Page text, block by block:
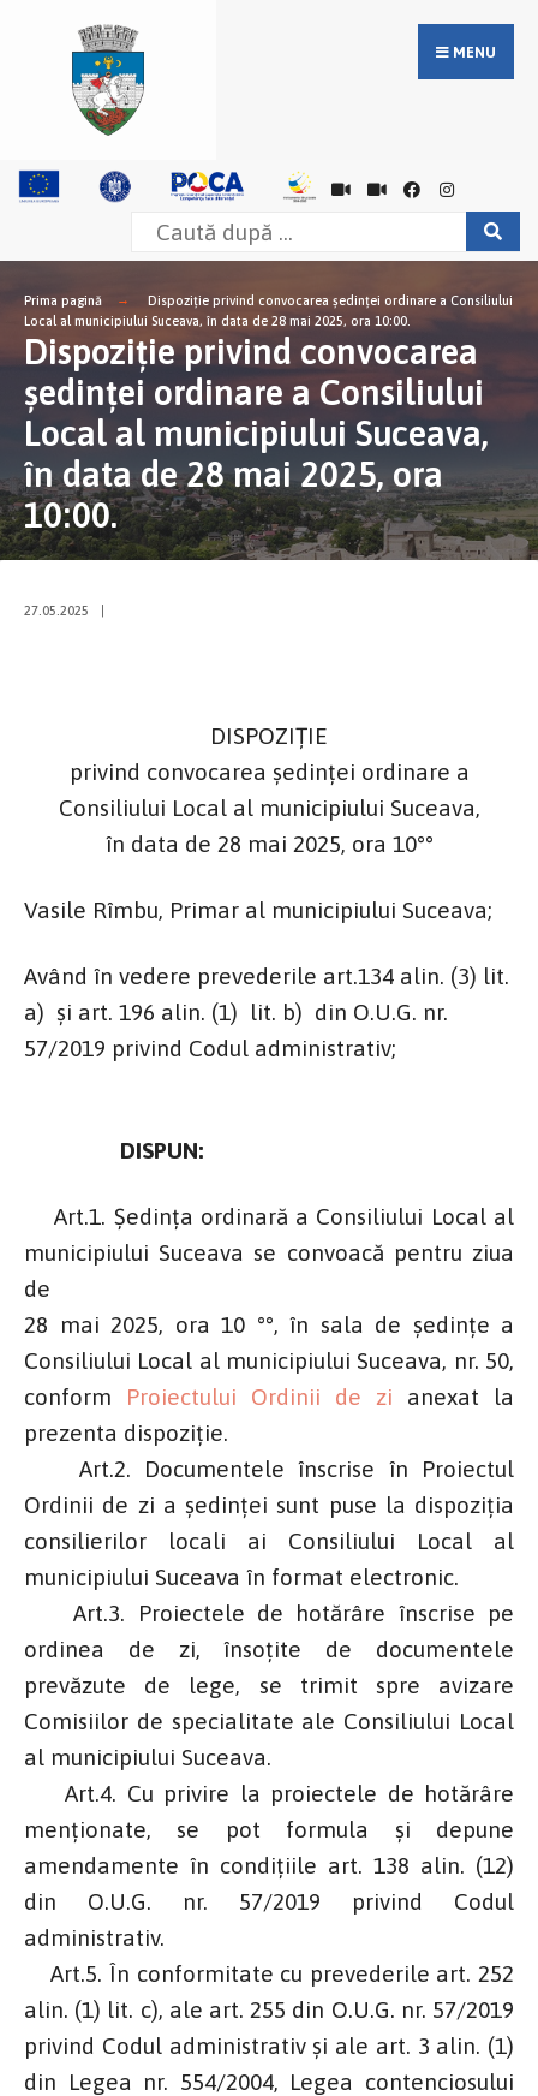
MENU
Prima pagină
Dispoziție privind convocarea şedinţei ordinare a Consiliului
Local al municipiului Suceava, în data de 28 mai 2025, ora 10:00.
Dispoziție privind convocarea
şedinţei ordinare a Consiliului
Local al municipiului Suceava,
în data de 28 mai 2025, ora
10:00.
27.05.2025
DISPOZIŢIE
privind convocarea şedinţei ordinare a
Consiliului Local al municipiului Suceava,
în data de 28 mai 2025, ora 10°°
Vasile Rîmbu, Primar al municipiului Suceava;
Având în vedere prevederile art.134 alin. (3) lit.
a) şi art. 196 alin. (1) lit. b) din O.U.G. nr.
57/2019 privind Codul administrativ;
DISPUN:
Art.1. Ședința ordinară a Consiliului Local al
municipiului Suceava se convoacă pentru ziua
de
28 mai 2025, ora 10 °°, în sala de şedinţe a
Consiliului Local al municipiului Suceava, nr. 50,
conform Proiectului Ordinii de zi anexat la
prezenta dispoziţie.
Art.2. Documentele înscrise în Proiectul
Ordinii de zi a şedinţei sunt puse la dispoziţia
consilierilor locali ai Consiliului Local al
municipiului Suceava în format electronic.
Art.3. Proiectele de hotărâre înscrise pe
ordinea de zi, însoţite de documentele
prevăzute de lege, se trimit spre avizare
Comisiilor de specialitate ale Consiliului Local
al municipiului Suceava.
Art.4. Cu privire la proiectele de hotărâre
menţionate, se pot formula şi depune
amendamente în condiţiile art. 138 alin. (12)
din O.U.G. nr. 57/2019 privind Codul
administrativ.
Art.5. În conformitate cu prevederile art. 252
alin. (1) lit. c), ale art. 255 din O.U.G. nr. 57/2019
privind Codul administrativ și ale art. 3 alin. (1)
din Legea nr. 554/2004, Legea contenciosului